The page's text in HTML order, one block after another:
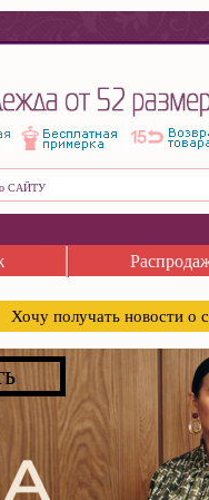
Хочу получать новости о